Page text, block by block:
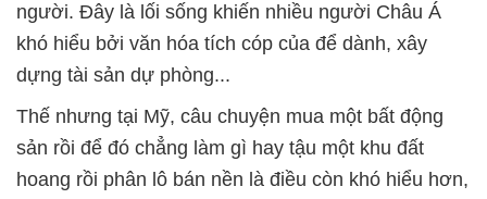
người. Đây là lối sống khiến nhiều người Châu Á
khó hiểu bởi văn hóa tích cóp của để dành, xây
dựng tài sản dự phòng...
Thế nhưng tại Mỹ, câu chuyện mua một bất động
sản rồi để đó chẳng làm gì hay tậu một khu đất
hoang rồi phân lô bán nền là điều còn khó hiểu hơn,